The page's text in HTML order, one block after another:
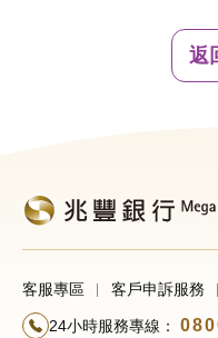
返
客服專區 客戶申訴服務
24小時服務專線：